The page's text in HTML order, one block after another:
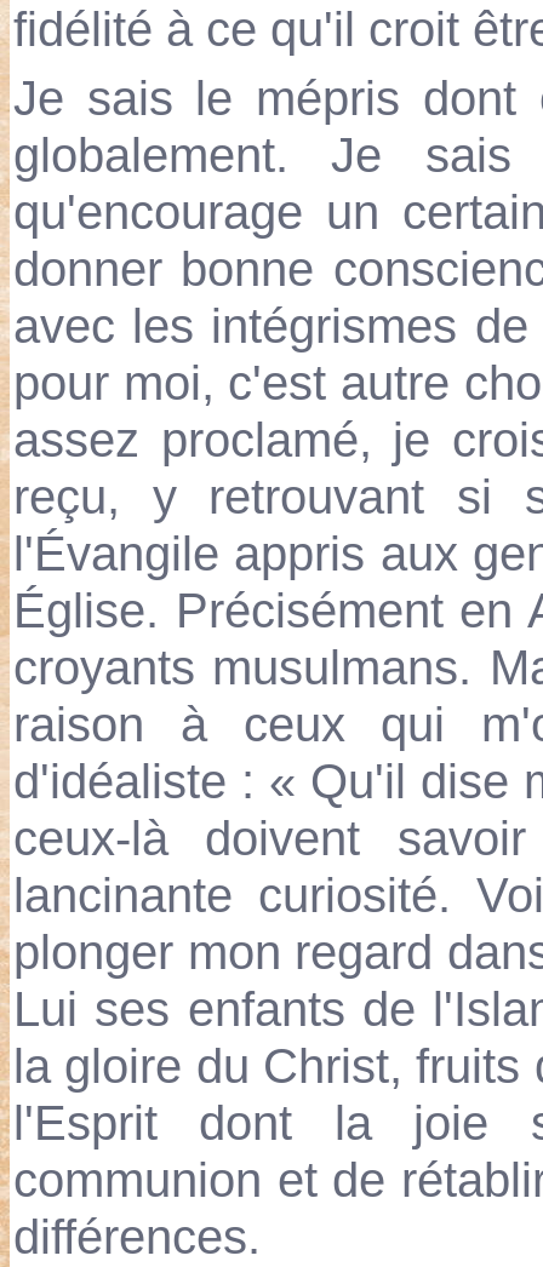
fidélité à ce qu'il croit
Je sais le mépris dont
globalement. Je
qu'encourage un
donner bonne
avec les intégrismes
pour moi, c'est autre
assez proclamé, je
reçu, y retrouvant si
l'Évangile appris aux
Église. Précisément en
croyants musulmans.
raison à ceux qui
d'idéaliste : « Qu'il dise
ceux-là doivent
lancinante curiosité.
plonger mon regard
Lui ses enfants de
la gloire du Christ,
l'Esprit dont la joie
communion et de
différences.